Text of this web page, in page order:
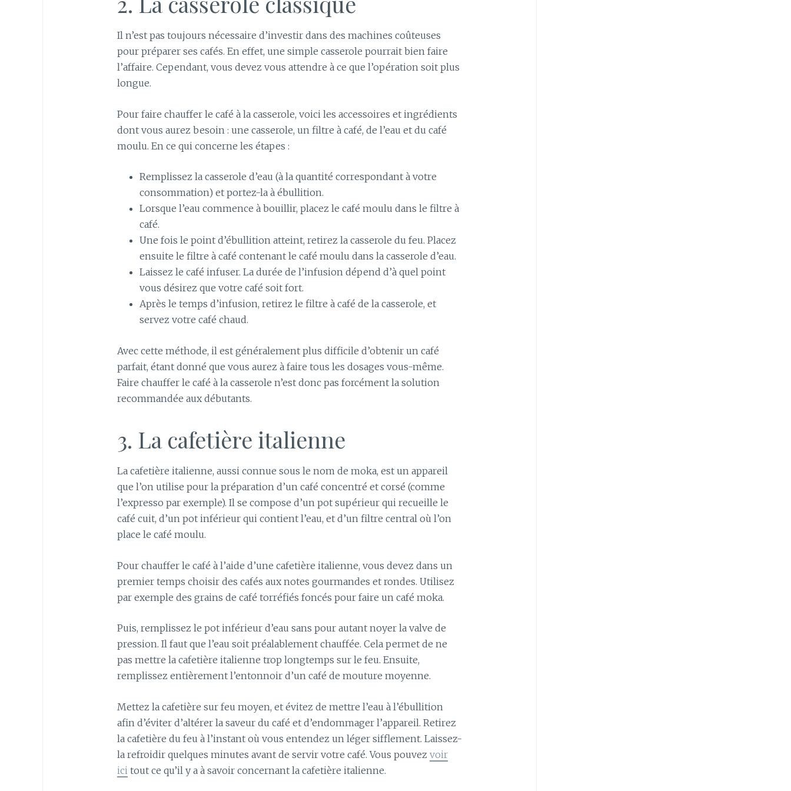
Il n’est pas toujours nécessaire d’investir dans des machines coûteuses
pour préparer ses cafés. En effet, une simple casserole pourrait bien faire
l’affaire. Cependant, vous devez vous attendre à ce que l’opération soit plus
longue.
Pour faire chauffer le café à la casserole, voici les accessoires et ingrédients
dont vous aurez besoin : une casserole, un filtre à café, de l’eau et du café
moulu. En ce qui concerne les étapes :
Remplissez la casserole d’eau (à la quantité correspondant à votre
consommation) et portez-la à ébullition.
Lorsque l’eau commence à bouillir, placez le café moulu dans le filtre à
café.
Une fois le point d’ébullition atteint, retirez la casserole du feu. Placez
ensuite le filtre à café contenant le café moulu dans la casserole d’eau.
Laissez le café infuser. La durée de l’infusion dépend d’à quel point
vous désirez que votre café soit fort.
Après le temps d’infusion, retirez le filtre à café de la casserole, et
servez votre café chaud.
Avec cette méthode, il est généralement plus difficile d’obtenir un café
parfait, étant donné que vous aurez à faire tous les dosages vous-même.
Faire chauffer le café à la casserole n’est donc pas forcément la solution
recommandée aux débutants.
3. La cafetière italienne
La cafetière italienne, aussi connue sous le nom de moka, est un appareil
que l’on utilise pour la préparation d’un café concentré et corsé (comme
l’expresso par exemple). Il se compose d’un pot supérieur qui recueille le
café cuit, d’un pot inférieur qui contient l’eau, et d’un filtre central où l’on
place le café moulu.
Pour chauffer le café à l’aide d’une cafetière italienne, vous devez dans un
premier temps choisir des cafés aux notes gourmandes et rondes. Utilisez
par exemple des grains de café torréfiés foncés pour faire un café moka.
Puis, remplissez le pot inférieur d’eau sans pour autant noyer la valve de
pression. Il faut que l’eau soit préalablement chauffée. Cela permet de ne
pas mettre la cafetière italienne trop longtemps sur le feu. Ensuite,
remplissez entièrement l’entonnoir d’un café de mouture moyenne.
Mettez la cafetière sur feu moyen, et évitez de mettre l’eau à l’ébullition
afin d’éviter d’altérer la saveur du café et d’endommager l’appareil. Retirez
la cafetière du feu à l’instant où vous entendez un léger sifflement. Laissez-
la refroidir quelques minutes avant de servir votre café. Vous pouvez voir
icitout ce qu’il y a à savoir concernant la cafetière italienne.